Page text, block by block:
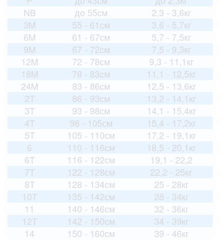
NB
до 55см
2,3 - 3,6кг
3M
55 - 61см
3,6 - 5,7кг
6M
61 - 67см
5,7 - 7,5кг
9M
67 - 72см
7,5 - 9,3кг
12M
72 - 78см
9,3 - 11,1кг
18M
78 - 83см
11,1 - 12,5кг
24M
83 - 86см
12,5 - 13,6кг
2T
86 - 93см
13,2 - 14,1кг
3T
93 - 98см
14,1 - 15,4кг
4T
98 - 105см
15,4 - 17,2кг
5T
105 - 110см
17,2 - 19,1кг
6
110 - 116см
18,5 - 20,1кг
6T
116 - 122см
19,1 - 22,2
7T
122 - 128см
22,2 - 25кг
8T
128 - 134см
25 - 28кг
10T
135 - 142см
28 - 34кг
11
140 - 146см
32 - 36кг
12T
142 - 150см
34 - 39кг
14
150 - 160см 39 - 46кг